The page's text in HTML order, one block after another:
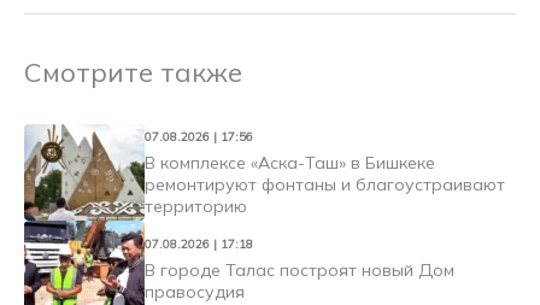
Смотрите также
07.08.2026 | 17:56
В комплексе «Аска-Таш» в Бишкеке
ремонтируют фонтаны и благоустраивают
территорию
07.08.2026 | 17:18
В городе Талас построят новый Дом
правосудия